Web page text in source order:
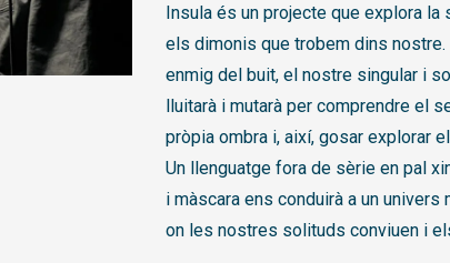
Insula és un projecte que explora
els dimonis que trobem dins nostre.
enmig del buit, el nostre singular i
lluitarà i mutarà per comprendre el
pròpia ombra i, així, gosar explorar
Un llenguatge fora de sèrie en pal
i màscara ens conduirà a un
on les nostres solituds conviuen i